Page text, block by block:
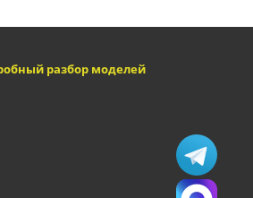
разбор моделей